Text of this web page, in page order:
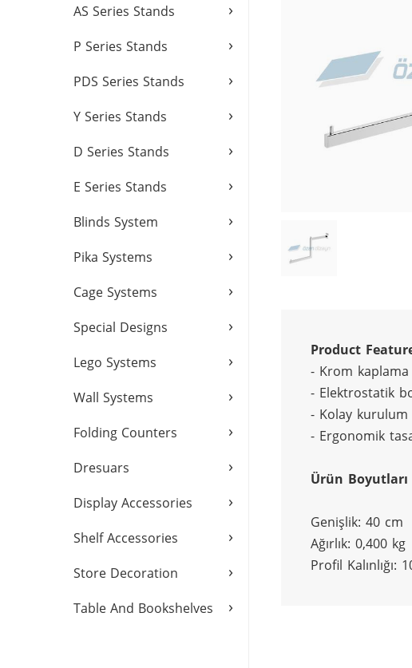
›
AS Series Stands
›
P Series Stands
›
PDS Series Stands
›
Y Series Stands
›
D Series Stands
›
E Series Stands
›
Blinds System
›
Pika Systems
›
Cage Systems
›
Special Designs
›
Lego Systems
›
Wall Systems
›
Folding Counters
›
Dresuars
›
Display Accessories
›
Shelf Accessories
›
Store Decoration
›
Table And Bookshelves
Product
- Krom kaplama
- Elektrostatik
- Kolay kurulum
- Ergonomik
Ürün Boyutları
Genişlik: 40 cm
Ağırlık: 0,400 kg
Profil Kalınlığı: